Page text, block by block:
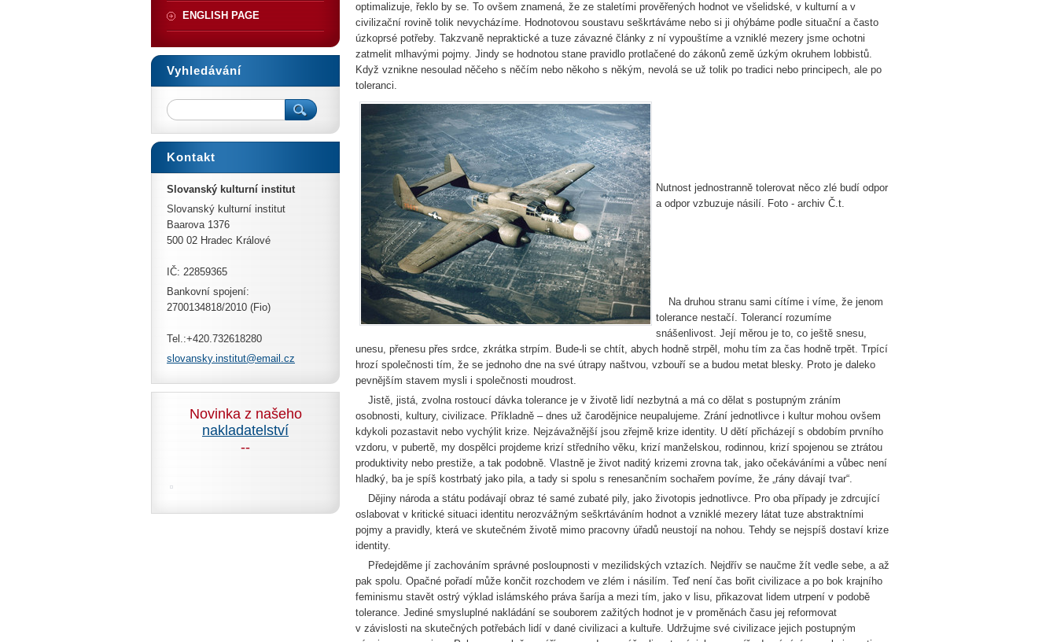
optimalizuje, řeklo by se. To ovšem znamená, že ze staletími prověřených hodnot ve všelidské, v kulturní a v
civilizační rovině tolik nevycházíme. Hodnotovou soustavu seškrtáváme nebo si ji ohýbáme podle situační a často
úzkoprsé potřeby. Takzvaně nepraktické a tuze závazné články z ní vypouštíme a vzniklé mezery jsme ochotni
zatmelit mlhavými pojmy. Jindy se hodnotou stane pravidlo protlačené do zákonů země úzkým okruhem lobbistů.
Když vznikne nesoulad něčeho s něčím nebo někoho s někým, nevolá se už tolik po tradici nebo principech, ale po
toleranci.
Nutnost jednostranně tolerovat něco zlé budí odpor
a odpor vzbuzuje násilí. Foto - archiv Č.t.
Na druhou stranu sami cítíme i víme, že jenom
tolerance nestačí. Tolerancí rozumíme
snášenlivost. Její měrou je to, co ještě snesu,
unesu, přenesu přes srdce, zkrátka strpím. Bude-li se chtít, abych hodně strpěl, mohu tím za čas hodně trpět. Trpící
hrozí společnosti tím, že se jednoho dne na své útrapy naštvou, vzbouří se a budou metat blesky. Proto je daleko
pevnějším stavem mysli i společnosti moudrost.
Jistě, jistá, zvolna rostoucí dávka tolerance je v životě lidí nezbytná a má co dělat s postupným zráním
osobnosti, kultury, civilizace. Příkladně – dnes už čarodějnice neupalujeme. Zrání jednotlivce i kultur mohou ovšem
kdykoli pozastavit nebo vychýlit krize. Nejzávažnější jsou zřejmě krize identity. U dětí přicházejí s obdobím prvního
vzdoru, v pubertě, my dospělci projdeme krizí středního věku, krizí manželskou, rodinnou, krizí spojenou se ztrátou
produktivity nebo prestiže, a tak podobně. Vlastně je život naditý krizemi zrovna tak, jako očekáváními a vůbec není
hladký, ba je spíš kostrbatý jako pila, a tady si spolu s renesančním sochařem povíme, že „rány dávají tvar“.
Dějiny národa a státu podávají obraz té samé zubaté pily, jako životopis jednotlivce. Pro oba případy je zdrcující
oslabovat v kritické situaci identitu nerozvážným seškrtáváním hodnot a vzniklé mezery látat tuze abstraktními
pojmy a pravidly, která ve skutečném životě mimo pracovny úřadů neustojí na nohou. Tehdy se nejspíš dostaví krize
identity.
Předejděme jí zachováním správné posloupnosti v mezilidských vztazích. Nejdřív se naučme žít vedle sebe, a až
pak spolu. Opačné pořadí může končit rozchodem ve zlém i násilím. Teď není čas bořit civilizace a po bok krajního
feminismu stavět ostrý výklad islámského práva šaríja a mezi tím, jako v lisu, přikazovat lidem utrpení v podobě
tolerance. Jediné smysluplné nakládání se souborem zažitých hodnot je v proměnách času jej reformovat
v závislosti na skutečných potřebách lidí v dané civilizaci a kultuře. Udržujme své civilizace jejich postupným
ENGLISH PAGE
Vyhledávání
Kontakt
Slovanský kulturní institut
Slovanský kulturní institut
Baarova 1376
500 02 Hradec Králové
IČ: 22859365
Bankovní spojení:
2700134818/2010 (Fio)
Tel.:+420.732618280
slovansky.institut@email .cz
Novinka z našeho
nakladatelství
--